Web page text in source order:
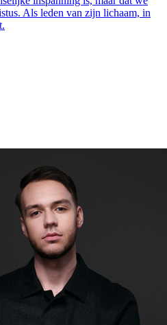
Als leden van zijn lichaam, in